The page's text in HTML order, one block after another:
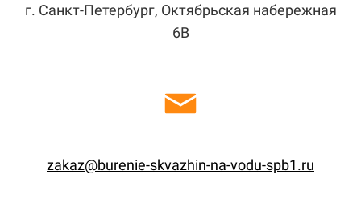
г. Санкт-Петербург, Октябрьская набережная
6В
zakaz@burenie-skvazhin-na-vodu-spb1.ru